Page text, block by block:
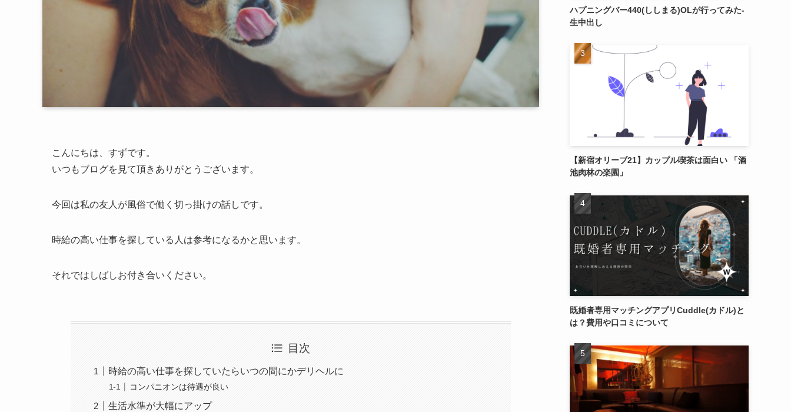
こんにちは、すずです。
いつもブログを見て頂きありがとうございます。
今回は私の友人が風俗で働く切っ掛けの話しです。
時給の高い仕事を探している人は参考になるかと思います。
それではしばしお付き合いください。
目次
時給の高い仕事を探していたらいつの間にかデリヘルに
コンパニオンは待遇が良い
生活水準が大幅にアップ
ハプニングバー440(ししまる)OLが行ってみた-
生中出し
【新宿オリーブ21】カップル喫茶は面白い 「酒
池肉林の楽園」
既婚者専用マッチングアプリCuddle(カドル)と
は？費用や口コミについて